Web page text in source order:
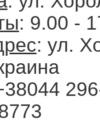
: 9.00 -
: ул.